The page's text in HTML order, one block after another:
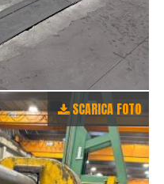
SCARICA FOTO